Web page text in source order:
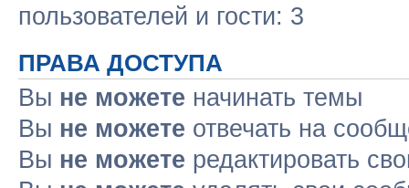
пользователей и гости: 3
ПРАВА ДОСТУПА
Вы не можете начинать темы
Вы не можете отвечать на
Вы не можете редактировать